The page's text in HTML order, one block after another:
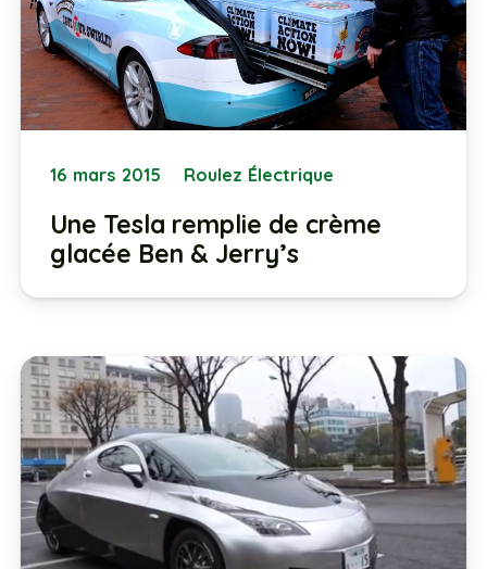
16 mars 2015 Roulez Électrique
glacée Ben & Jerry’s